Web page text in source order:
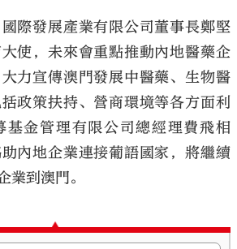
際發展產業有限公司董事長鄭堅
使，未來會重點推動內地醫藥企
力宣傳澳門發展中醫藥、生物醫
政策扶持、營商環境等各方面利
基金管理有限公司總經理費飛相
內地企業連接葡語國家，將繼續
業到澳門。